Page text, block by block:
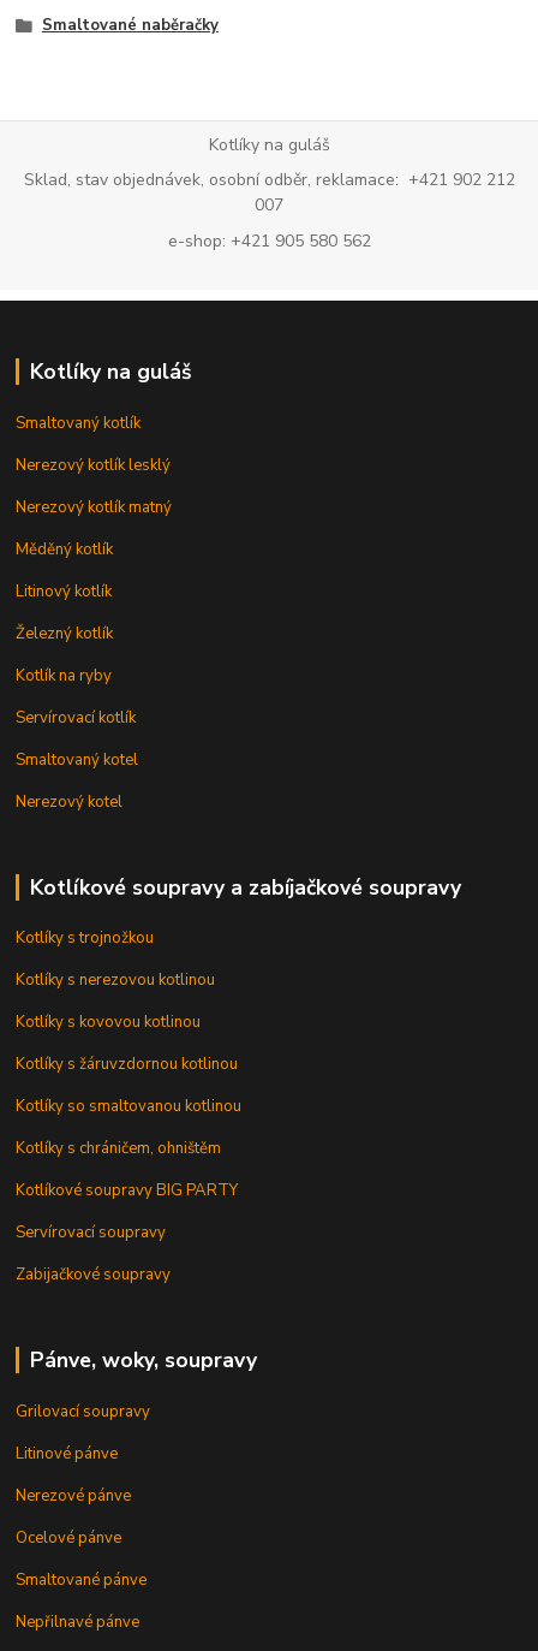
Smaltované naběračky
Kotlíky na guláš
Sklad, stav objednávek, osobní odběr, reklamace: +421 902 212
007
e-shop: +421 905 580 562
Kotlíky na guláš
Smaltovaný kotlík
Nerezový kotlík lesklý
Nerezový kotlík matný
Měděný kotlík
Litinový kotlík
Železný kotlík
Kotlík na ryby
Servírovací kotlík
Smaltovaný kotel
Nerezový kotel
Kotlíkové soupravy a zabíjačkové soupravy
Kotlíky s trojnožkou
Kotlíky s nerezovou kotlinou
Kotlíky s kovovou kotlinou
Kotlíky s žáruvzdornou kotlinou
Kotlíky so smaltovanou kotlinou
Kotlíky s chráničem, ohništěm
Kotlíkové soupravy BIG PARTY
Servírovací soupravy
Zabijačkové soupravy
Pánve, woky, soupravy
Grilovací soupravy
Litinové pánve
Nerezové pánve
Ocelové pánve
Smaltované pánve
Nepřilnavé pánve